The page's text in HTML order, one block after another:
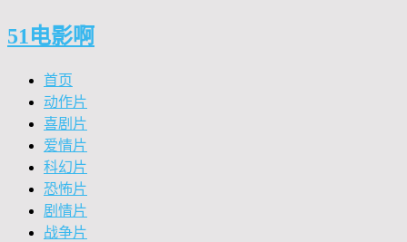
51电影啊
首页
动作片
喜剧片
爱情片
科幻片
恐怖片
剧情片
战争片